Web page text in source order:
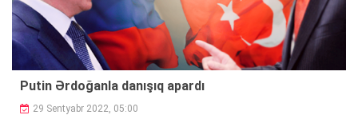
Putin Ərdoğanla danışıq apardı
29 Sentyabr 2022, 05:00